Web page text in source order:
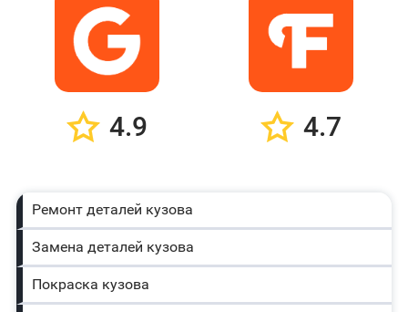
4.9 4.7
Ремонт деталей кузова
Замена деталей кузова
Покраска кузова